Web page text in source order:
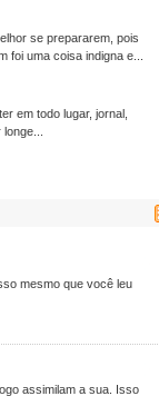
se prepararem, pois
uma coisa indigna e...
em todo lugar, jornal,
mesmo que você leu
assimilam a sua. Isso